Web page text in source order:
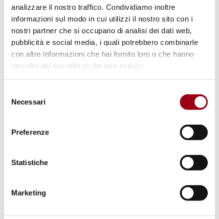
analizzare il nostro traffico. Condividiamo inoltre
informazioni sul modo in cui utilizzi il nostro sito con i
nostri partner che si occupano di analisi dei dati web,
pubblicità e social media, i quali potrebbero combinarle
con altre informazioni che hai fornito loro o che hanno
raccolto dal tuo utilizzo dei loro servizi.
delNecessari
Preferenze
Statistiche
Marketing
(12 novembre 2018).
Lettera di risposta del Governo italiano (20
maggio 2019)
speciali con mandati tematici su: alloggio,
alle informazioni ricevute circa le
manifestazioni violente motivate dall’odio